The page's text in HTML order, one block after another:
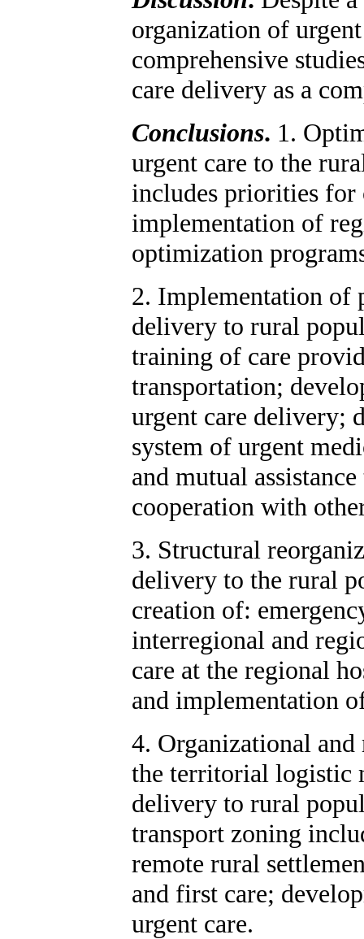
organization of
comprehensive
care delivery as a
Conclusions. 1.
urgent care to the
includes priorities
implementation of
optimization
2. Implementation of
delivery to rural
training of care
transportation;
urgent care delivery;
system of urgent
and mutual
cooperation with
3. Structural
delivery to the rural
creation of:
interregional and
care at the regional
and implementation
4. Organizational
the territorial logistic
delivery to rural
transport zoning
remote rural
and first care;
urgent care.